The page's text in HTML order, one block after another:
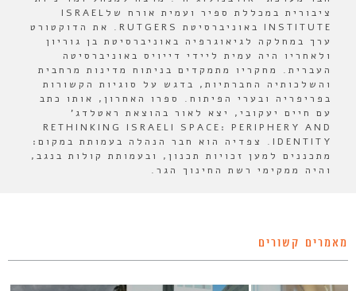
ציבורית במכללת ספיר ועמית אורח שלISRAEL
INSTITUTE באוניברסיטת RUTGERS. את הדוקטורט
ערך במחלקה לגיאוגרפיה באוניברסיטת בן גוריון
ולאחריו היה עמית ליידי דייויס באוניברסיטה
העברית. מחקריו מתמקדים בניתוח מדינות מרחבית
והשלכותיה החברתיות, בדגש על סוגיות הקשורות
בפריפריה ובערי הפיתוח. ספרו האחרון, אותו כתב
עם חיים יעקובי, יצא לאור בהוצאת ראטלדג'
RETHINKING ISRAELI SPACE: PERIPHERY AND
IDENTITY. צפדיה הוא חבר הנהלה בעמותת במקום:
מתכננים למען זכויות תכנון, ובעמותת קולות בנגב,
והיה ממקימי רשת החינוך הגר.
מאמרים קשורים